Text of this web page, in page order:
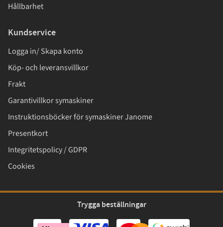
Hållbarhet
Kundservice
Logga in/ Skapa konto
Köp- och leveransvillkor
Frakt
Garantivillkor symaskiner
Instruktionsböcker för symaskiner Janome
Presentkort
Integritetspolicy / GDPR
Cookies
Trygga beställningar